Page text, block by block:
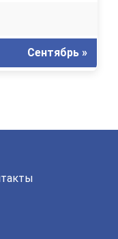
Сентябрь »